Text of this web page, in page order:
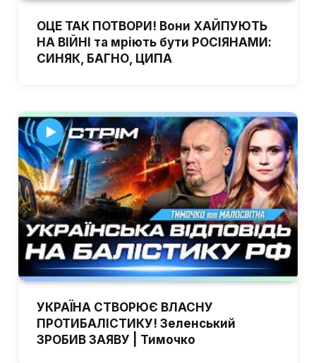
ОЦЕ ТАК ПОТВОРИ! Вони ХАЙПУЮТЬ
НА ВІЙНІ та мріють бути РОСІЯНАМИ:
СИНЯК, БАГНО, ЦИПА
УКРАЇНА СТВОРЮЄ ВЛАСНУ
ПРОТИБАЛІСТИКУ! Зеленський
ЗРОБИВ ЗАЯВУ | Тимочко